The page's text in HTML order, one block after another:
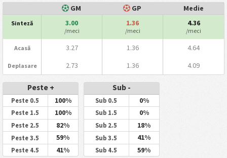
GM GP Medie
Sinteză 3.00
/meci
1.36
/meci
4.36
/meci
Acasă 3.27 1.36 4.64
Deplasare 2.73 1.36 4.09
Peste +
Peste 0.5 100%
Peste 1.5 100%
Peste 2.5 82%
Peste 3.5 59%
Peste 4.5 41%
Sub -
Sub 0.5 0%
Sub 1.5 0%
Sub 2.5 18%
Sub 3.5 41%
Sub 4.5 59%